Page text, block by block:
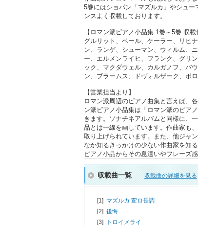
5巻にはショパン「マズルカ」やシュ
ンスよく収載しております。
【ロマン派ピアノ小品集 1巻～5巻 収載
グルリット、ベール、ケーラー、リヒ
ン、ランゲ、シューマン、ウィルム、
ー、エルメンライヒ、フランク、グリ
ック、マクダウェル、カルガノフ、バ
ン、ブラームス、ドヴォルザーク、ボ
【営業担当より】
ロマン派周辺のピアノ曲集と言えば、
ン派ピアノ小品集は「ロマン派のピア
きます。ソナチネアルバムと同様に、
品とは一線を画しています。作曲家も
取り上げられています。また、他ジャ
なか知るきっかけの少ない作曲家を知
ピアノ小品からその息遣いやフレーズ
収載曲一覧 収載曲の詳細を見る
[1] マズルカ 変ロ長調
[2] 後悔
[3]
トロイメライ